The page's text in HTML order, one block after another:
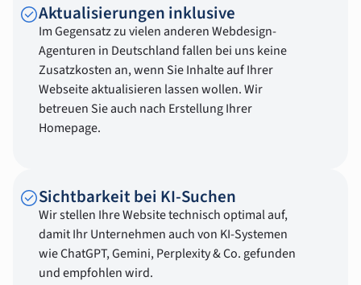
Aktualisierungen inklusive
Im Gegensatz zu vielen anderen Webdesign-
Agenturen in Deutschland fallen bei uns keine
Zusatzkosten an, wenn Sie Inhalte auf Ihrer
Webseite aktualisieren lassen wollen. Wir
betreuen Sie auch nach Erstellung Ihrer
Homepage.
Sichtbarkeit bei KI-Suchen
Wir stellen Ihre Website technisch optimal auf,
damit Ihr Unternehmen auch von KI-Systemen
wie ChatGPT, Gemini, Perplexity & Co. gefunden
und empfohlen wird.